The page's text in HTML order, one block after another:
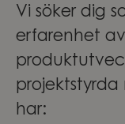
Vi söker dig
erfarenhet
projektstyrda
har: